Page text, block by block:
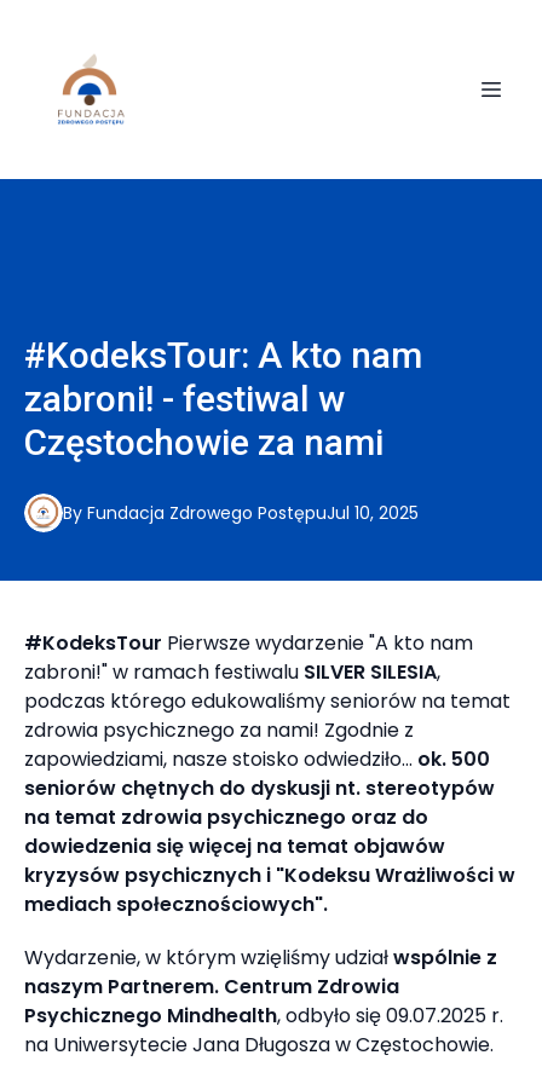
#KodeksTour: A kto nam
zabroni! - festiwal w
Częstochowie za nami
Jul 10, 2025
By Fundacja Zdrowego Postępu
#KodeksTour Pierwsze wydarzenie "A kto nam
zabroni!" w ramach festiwalu SILVER SILESIA,
podczas którego edukowaliśmy seniorów na temat
zdrowia psychicznego za nami! Zgodnie z
zapowiedziami, nasze stoisko odwiedziło... ok. 500
seniorów chętnych do dyskusji nt. stereotypów
na temat zdrowia psychicznego oraz do
dowiedzenia się więcej na temat objawów
kryzysów psychicznych i "Kodeksu Wrażliwości w
mediach społecznościowych".
Wydarzenie, w którym wzięliśmy udziałwspólnie z
naszym Partnerem. Centrum Zdrowia
Psychicznego Mindhealth, odbyło się 09.07.2025 r.
na Uniwersytecie Jana Długosza w Częstochowie.